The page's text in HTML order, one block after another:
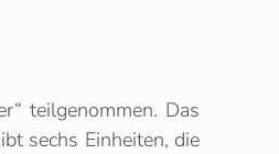
teilgenommen. Das
sechs Einheiten, die